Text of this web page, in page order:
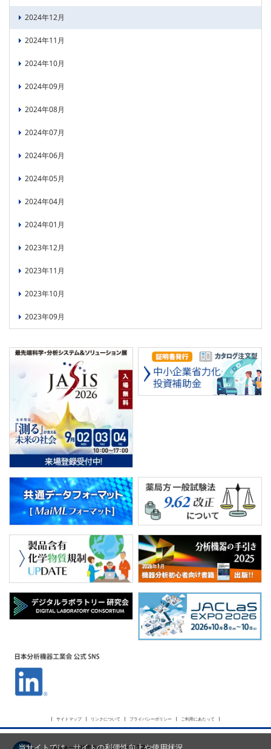
2024年12月
2024年11月
2024年10月
2024年09月
2024年08月
2024年07月
2024年06月
2024年05月
2024年04月
2024年01月
2023年12月
2023年11月
2023年10月
2023年09月
サイトマップ リンクについて プライバシーポリシー ご利用にあたって
JAIMA 一般社団法人 日本分析機器工業会